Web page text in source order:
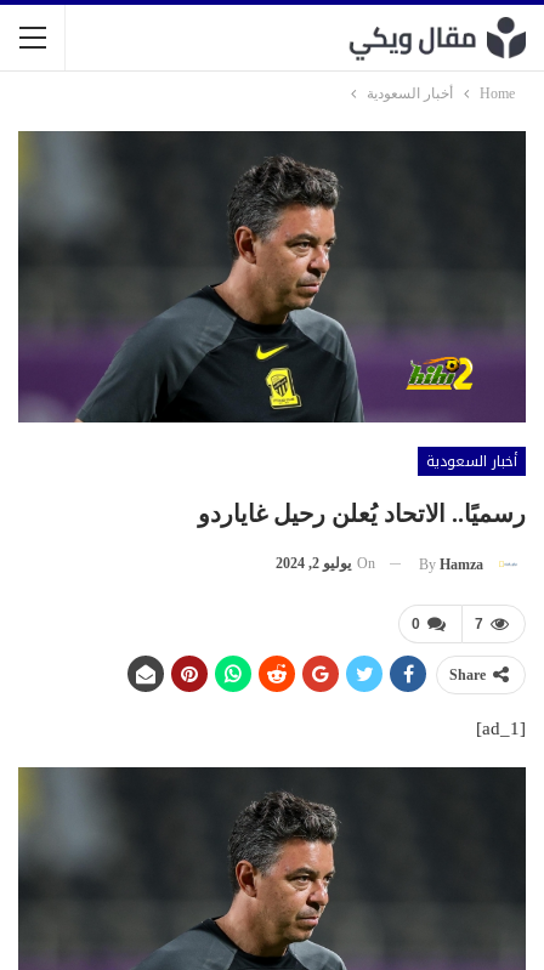
Home أخبار السعودية
أخبار السعودية
رسميًا.. الاتحاد يُعلن رحيل غاياردو
By Hamza
On يوليو 2, 2024
0 7
Share
[ad_1]